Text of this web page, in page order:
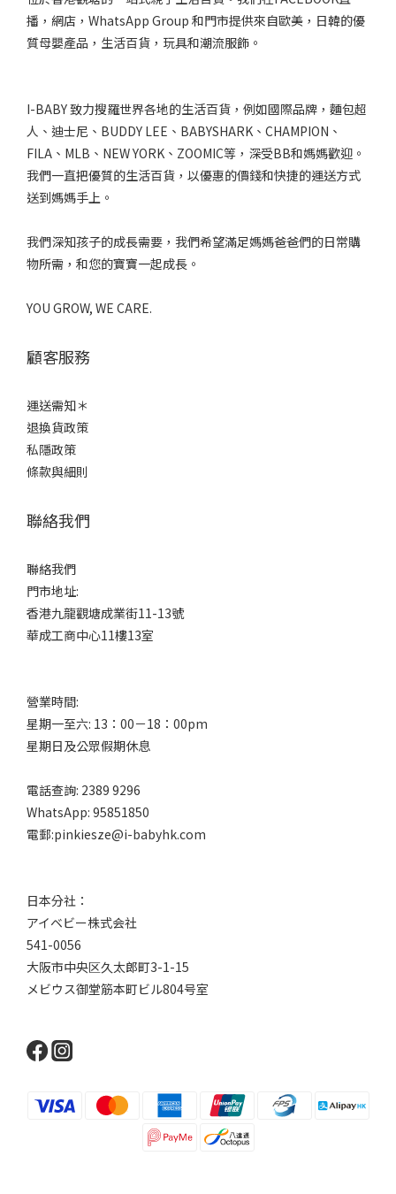
播，網店，WhatsApp Group 和門市提供來自歐美，日韓的優
質母嬰產品，生活百貨，玩具和潮流服飾。
I-BABY 致力搜羅世界各地的生活百貨，例如國際品牌，麵包超
人、迪士尼、BUDDY LEE、BABYSHARK、CHAMPION、
FILA、MLB、NEW YORK、ZOOMIC等，深受BB和媽媽歡迎。
我們一直把優質的生活百貨，以優惠的價錢和快捷的運送方式
送到媽媽手上。
我們深知孩子的成長需要，我們希望滿足媽媽爸爸們的日常購
物所需，和您的寶寶一起成長。
YOU GROW, WE CARE.
顧客服務
運送需知＊
退換貨政策
私隱政策
條款與細則
聯絡我們
聯絡我們
門市地址:
香港九龍觀塘成業街11-13號
華成工商中心11樓13室
營業時間:
星期一至六: 13：00－18：00pm
星期日及公眾假期休息
電話查詢: 2389 9296
WhatsApp: 95851850
電郵:pinkiesze@i-babyhk.com
日本分社：
アイベビー株式会社
541-0056
大阪市中央区久太郎町3-1-15
メビウス御堂筋本町ビル804号室